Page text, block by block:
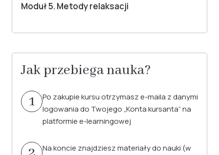
Moduł 5. Metody relaksacji
Jak przebiega nauka?
1
Po zakupie kursu otrzymasz e-maila z danymi
logowania do Twojego „Konta kursanta” na
platformie e-learningowej
Na koncie znajdziesz materiały do nauki (w